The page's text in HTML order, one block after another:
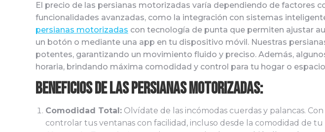
El precio de las persianas motorizadas varía dependiendo de factores
funcionalidades avanzadas, como la integración con sistemas
persianas motorizadas con tecnología de punta que permiten ajustar
un botón o mediante una app en tu dispositivo móvil. Nuestras
potentes, garantizando un movimiento fluido y preciso. Además,
horaria, brindando máxima comodidad y control para tu hogar o
Beneficios de las Persianas Motorizadas:
Comodidad Total: Olvídate de las incómodas cuerdas y palancas.
controlar tus ventanas con facilidad, incluso desde la comodidad de tu